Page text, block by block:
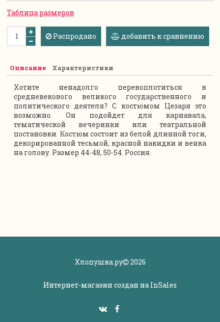
Таблица размеров
Распродано добавить к сравнению
Описание Характеристики
Хотите ненадолго перевоплотиться в
средневекового великого государственного и
политического деятеля? С костюмом Цезаря это
возможно. Он подойдет для карнавала,
тематической вечеринки или театральной
постановки. Костюм состоит из белой длинной тоги,
декорированной тесьмой, красной накидки и венка
на голову. Размер 44-48, 50-54. Россия.
Хлопушка.ру 2026
Интернет-магазин создан на InSales